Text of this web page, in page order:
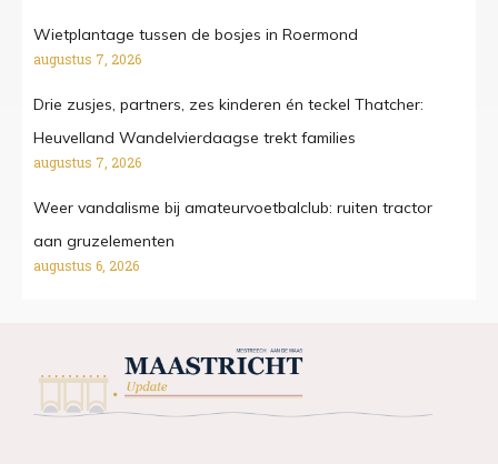
Wietplantage tussen de bosjes in Roermond
augustus 7, 2026
Drie zusjes, partners, zes kinderen én teckel Thatcher:
Heuvelland Wandelvierdaagse trekt families
augustus 7, 2026
Weer vandalisme bij amateurvoetbalclub: ruiten tractor
aan gruzelementen
augustus 6, 2026